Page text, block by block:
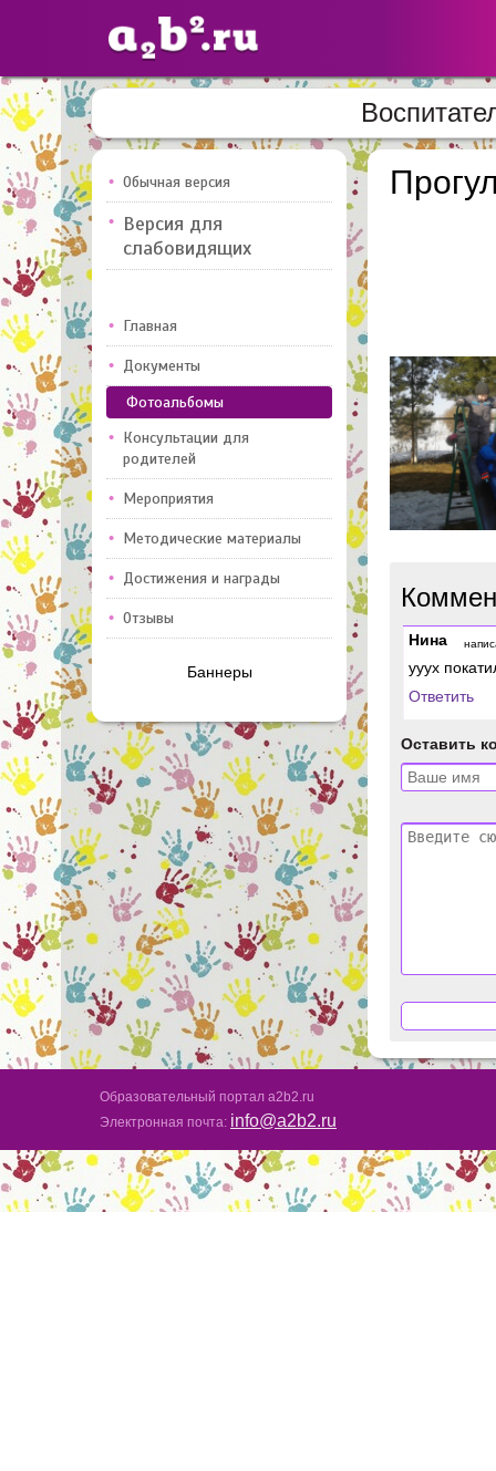
Сайты
педагогов
Добавлено — 10947
Обычная версия
Версия для
слабовидящих
Главная
Документы
Фотоальбомы
Консультации для
родителей
Мероприятия
Методические материалы
Достижения и награды
Отзывы
Баннеры
Нина
ууух
Ответить
Оставить
Образовательный портал a2b2.ru
Электронная почта: info@a2b2.ru